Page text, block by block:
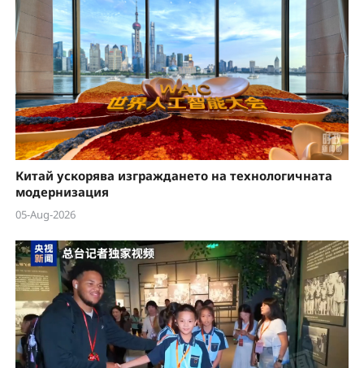
Китай ускорява изграждането на технологичната
модернизация
05-Aug-2026